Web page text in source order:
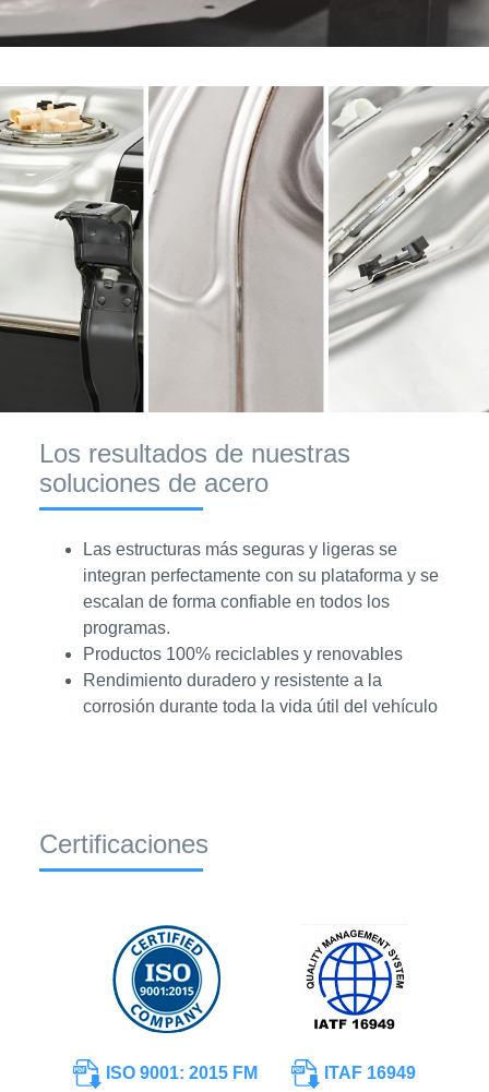
Los resultados de nuestras
soluciones de acero
Las estructuras más seguras y ligeras se
integran perfectamente con su plataforma y se
escalan de forma confiable en todos los
programas.
Productos 100% reciclables y renovables
Rendimiento duradero y resistente a la
corrosión durante toda la vida útil del vehículo
Certificaciones
ISO 9001: 2015 FM ITAF 16949